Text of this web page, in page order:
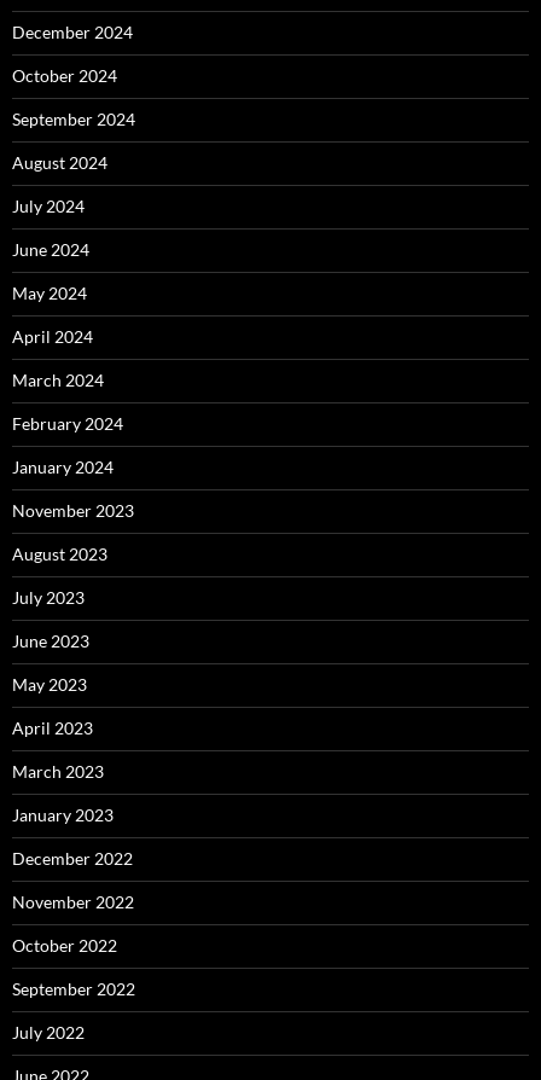
December 2024
October 2024
September 2024
August 2024
July 2024
June 2024
May 2024
April 2024
March 2024
February 2024
January 2024
November 2023
August 2023
July 2023
June 2023
May 2023
April 2023
March 2023
January 2023
December 2022
November 2022
October 2022
September 2022
July 2022
June 2022